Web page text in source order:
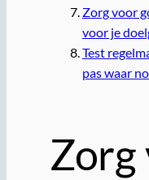
Zorg voor
voor je
Test
pas waar
Zorg